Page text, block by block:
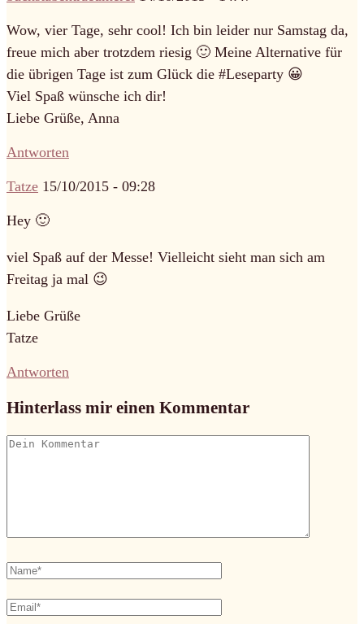
Wow, vier Tage, sehr cool! Ich bin leider nur Samstag da,
freue mich aber trotzdem riesig 🙂 Meine Alternative für
die übrigen Tage ist zum Glück die #Leseparty 😀
Viel Spaß wünsche ich dir!
Liebe Grüße, Anna
Antworten
Tatze 15/10/2015 - 09:28
Hey 🙂
viel Spaß auf der Messe! Vielleicht sieht man sich am
Freitag ja mal 😉
Liebe Grüße
Tatze
Antworten
Hinterlass mir einen Kommentar